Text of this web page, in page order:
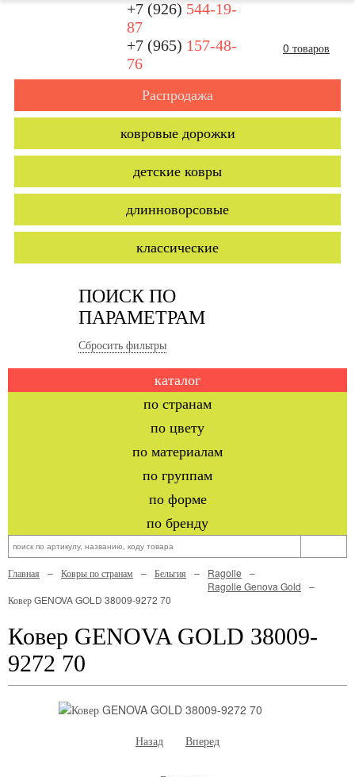
ПОИСК ПО
ПАРАМЕТРАМ
Сбросить фильтры
+7 (926) 544-19-
87
+7 (965) 157-48-
76
0 товаров
Распродажа
ковровые дорожки
детские ковры
длинноворсовые
классические
каталог
по странам
по цвету
по материалам
по группам
по форме
по бренду
Главная Ковры по странам Бельгия
Ragolle
Ragolle Genova Gold
Ковер GENOVA GOLD 38009-9272 70
Ковер GENOVA GOLD 38009-
9272 70
Назад Вперед